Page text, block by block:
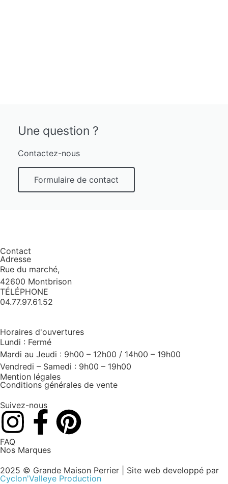
Une question ?
Contactez-nous
Formulaire de contact
Contact
Adresse
Rue du marché,
42600 Montbrison
TÉLÉPHONE
04.77.97.61.52
Horaires d'ouvertures
Lundi : Fermé
Mardi au Jeudi : 9h00 – 12h00 / 14h00 – 19h00
Vendredi – Samedi : 9h00 – 19h00
Mention légales
Conditions générales de vente
Suivez-nous
FAQ
Nos Marques
2025 © Grande Maison Perrier | Site web developpé par
Cyclon'Valleye Production